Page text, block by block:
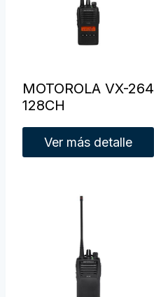
MOTOROLA VX-264
128CH
Ver más detalle